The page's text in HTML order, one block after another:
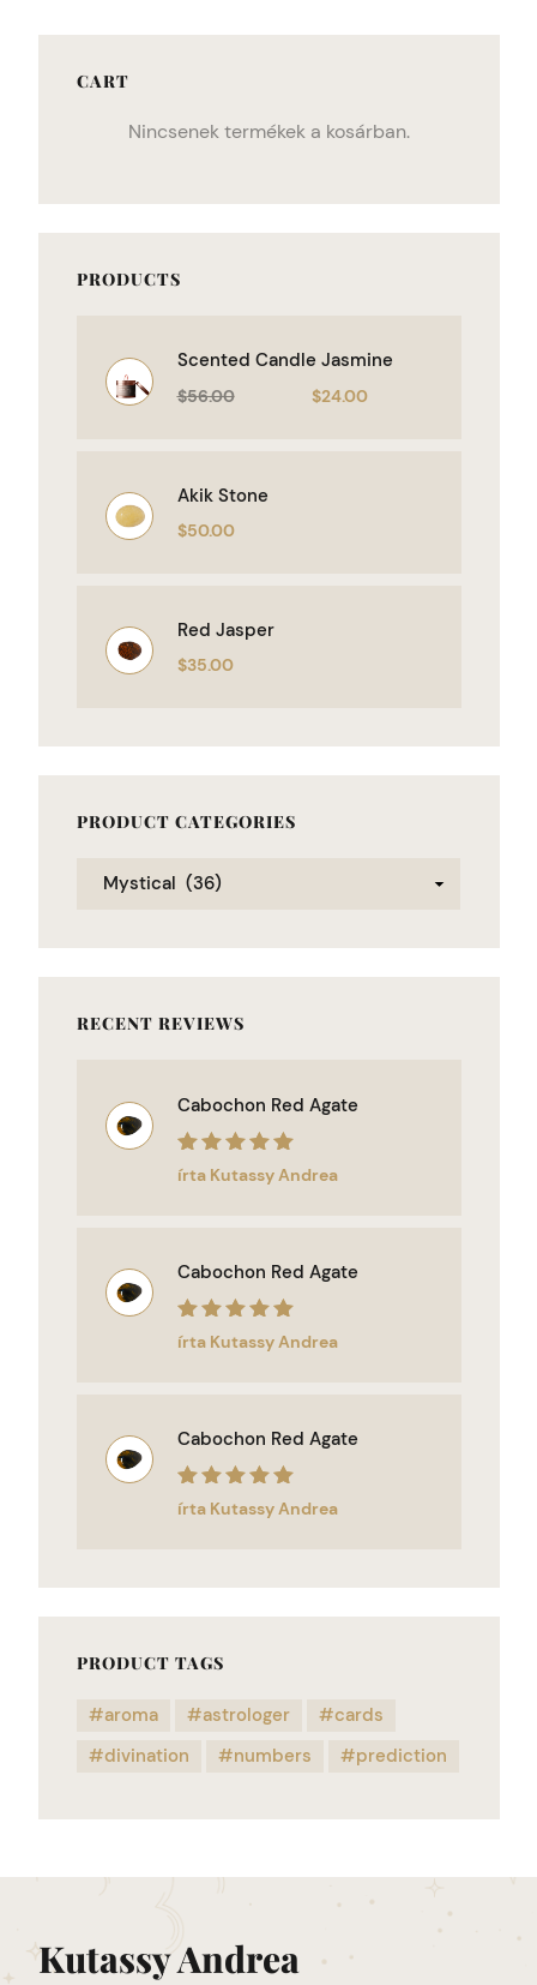
CART
Nincsenek termékek a kosárban.
PRODUCTS
Scented Candle Jasmine
$56.00 $24.00
Akik Stone
$50.00
Red Jasper
$35.00
PRODUCT CATEGORIES
RECENT REVIEWS
Cabochon Red Agate
Értékelés:5/
írta Kutassy Andrea
Cabochon Red Agate
Értékelés:5/
írta Kutassy Andrea
Cabochon Red Agate
Értékelés:5/
írta Kutassy Andrea
PRODUCT TAGS
aroma astrologer
cards
divination
numbers prediction
Kutassy Andrea